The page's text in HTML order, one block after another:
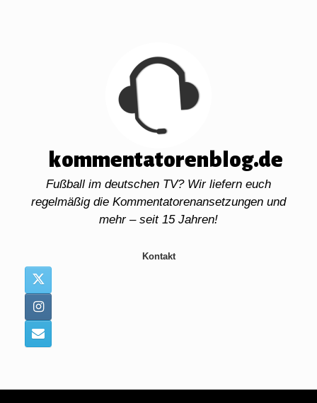
kommentatorenblog.de
Fußball im deutschen TV? Wir liefern euch
regelmäßig die Kommentatorenansetzungen und
mehr – seit 15 Jahren!
Kontakt